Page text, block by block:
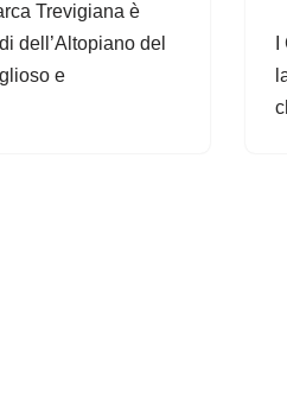
Trevigiana è
dell’Altopiano del
e